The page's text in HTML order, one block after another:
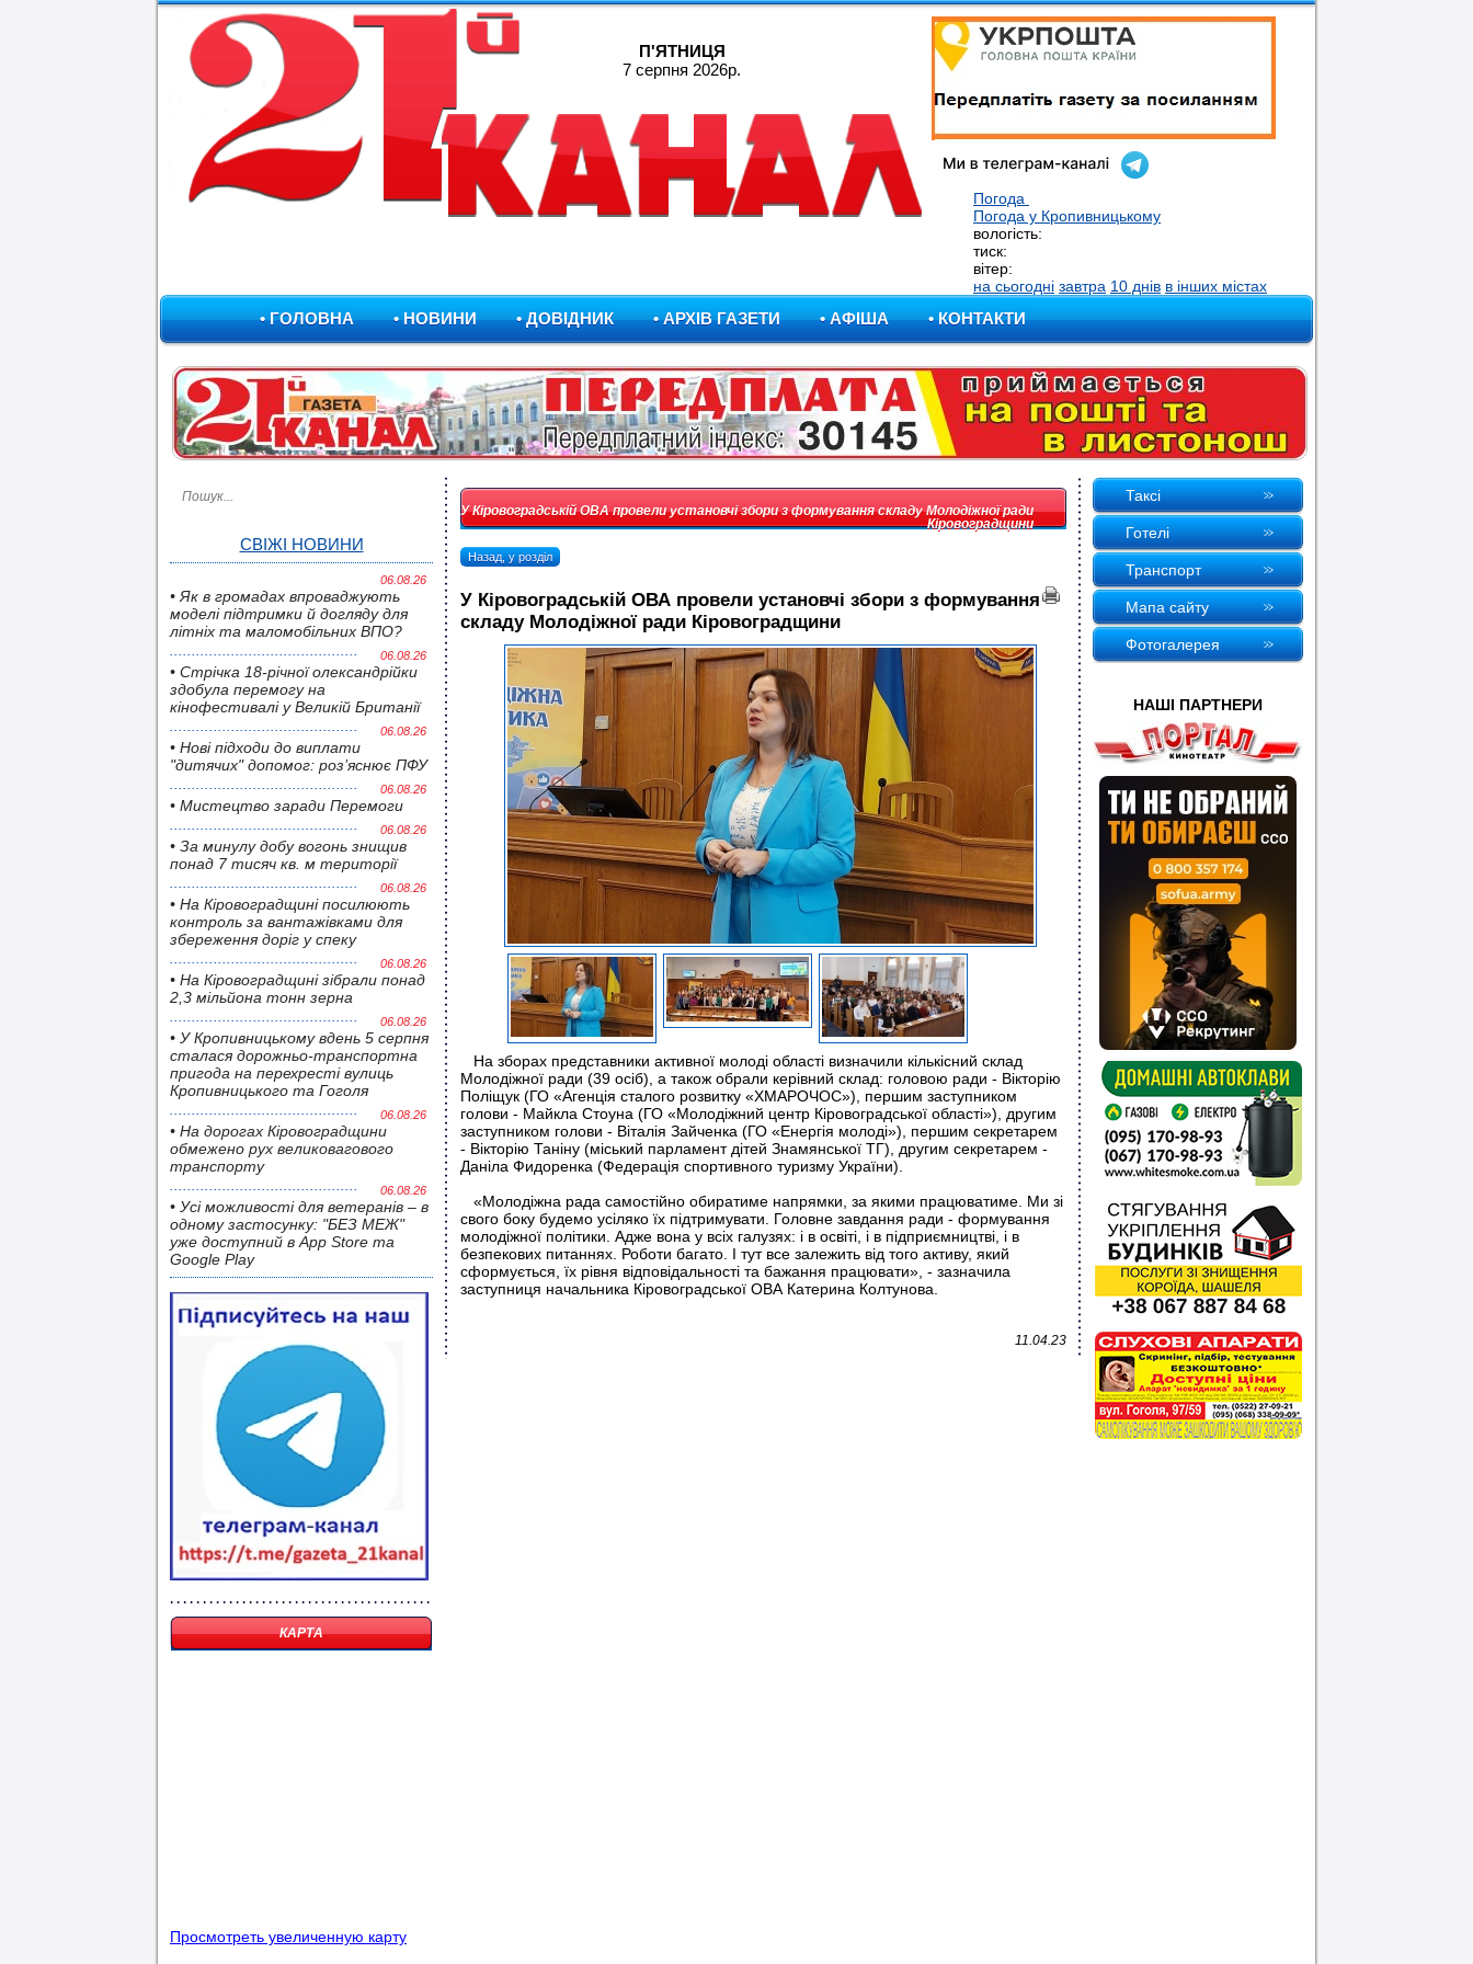
П'ЯТНИЦЯ
7 серпня 2026р.
Погода
Погода у Кропивницькому
вологість:
тиск:
вітер:
на сьогодні завтра 10 днів в інших містах
• ГОЛОВНА • НОВИНИ • ДОВІДНИК • АРХІВ ГАЗЕТИ • АФІША • КОНТАКТИ
СВІЖІ НОВИНИ
06.08.26
• Як в громадах впроваджують
моделі підтримки й догляду для
літніх та маломобільних ВПО?
06.08.26
• Стрічка 18-річної олександрійки
здобула перемогу на
кінофестивалі у Великій Британії
06.08.26
• Нові підходи до виплати
"дитячих" допомог: роз’яснює ПФУ
06.08.26
• Мистецтво заради Перемоги
06.08.26
• За минулу добу вогонь знищив
понад 7 тисяч кв. м території
06.08.26
• На Кіровоградщині посилюють
контроль за вантажівками для
збереження доріг у спеку
06.08.26
• На Кіровоградщині зібрали понад
2,3 мільйона тонн зерна
06.08.26
• У Кропивницькому вдень 5 серпня
сталася дорожньо-транспортна
пригода на перехресті вулиць
Кропивницького та Гоголя
06.08.26
• На дорогах Кіровоградщини
обмежено рух великовагового
транспорту
06.08.26
• Усі можливості для ветеранів – в
одному застосунку: "БЕЗ МЕЖ"
уже доступний в App Store та
Google Play
КАРТА
Просмотреть увеличенную карту
У Кіровоградській ОВА провели установчі збори з формування складу Молодіжної ради
Кіровоградщини
Назад, у розділ
У Кіровоградській ОВА провели установчі збори з формування
складу Молодіжної ради Кіровоградщини
На зборах представники активної молоді області визначили кількісний склад
Молодіжної ради (39 осіб), а також обрали керівний склад: головою ради - Вікторію
Поліщук (ГО «Агенція сталого розвитку «ХМАРОЧОС»), першим заступником
голови - Майкла Стоуна (ГО «Молодіжний центр Кіровоградської області»), другим
заступником голови - Віталія Зайченка (ГО «Енергія молоді»), першим секретарем
- Вікторію Таніну (міський парламент дітей Знамянської ТГ), другим секретарем -
Даніла Фидоренка (Федерація спортивного туризму України).
«Молодіжна рада самостійно обиратиме напрямки, за якими працюватиме. Ми зі
свого боку будемо усіляко їх підтримувати. Головне завдання ради - формування
молодіжної політики. Адже вона у всіх галузях: і в освіті, і в підприємництві, і в
безпекових питаннях. Роботи багато. І тут все залежить від того активу, який
сформується, їх рівня відповідальності та бажання працювати», - зазначила
заступниця начальника Кіровоградської ОВА Катерина Колтунова.
11.04.23
Таксi
Готелi
Транспорт
Мапа сайту
Фотогалерея
НАШI ПАРТНЕРИ